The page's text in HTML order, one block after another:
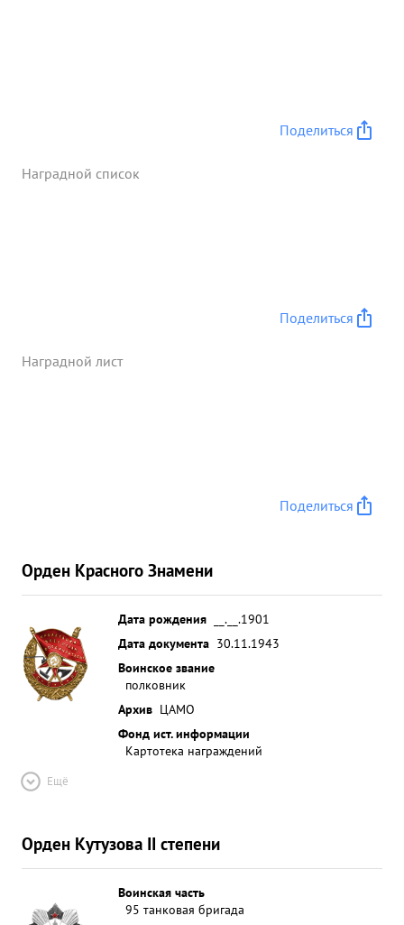
Поделиться
Наградной список
Поделиться
Наградной лист
Поделиться
Орден Красного Знамени
Дата рождения
__.__.1901
Дата документа 30.11.1943
Воинское звание
полковник
Архив ЦАМО
Фонд ист. информации
Картотека награждений
Ещё
Орден Кутузова II степени
Воинская часть
95 танковая бригада